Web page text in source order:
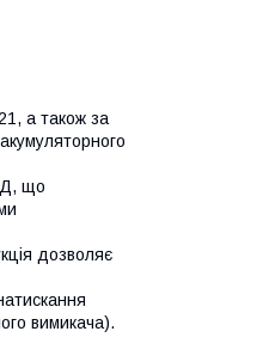
а також за
що
дозволяє
вимикача).